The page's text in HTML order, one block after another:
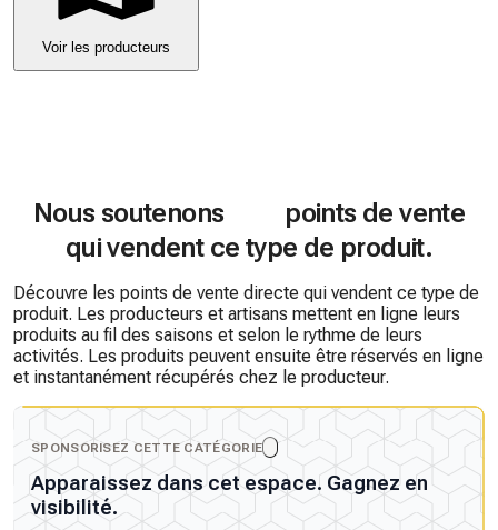
Voir les producteurs
Nous soutenons
points de vente
qui vendent ce type de produit.
Découvre les points de vente directe qui vendent ce type de
produit. Les producteurs et artisans mettent en ligne leurs
produits au fil des saisons et selon le rythme de leurs
activités. Les produits peuvent ensuite être réservés en ligne
et instantanément récupérés chez le producteur.
SPONSORISEZ CETTE CATÉGORIE
Apparaissez dans cet espace. Gagnez en
visibilité.